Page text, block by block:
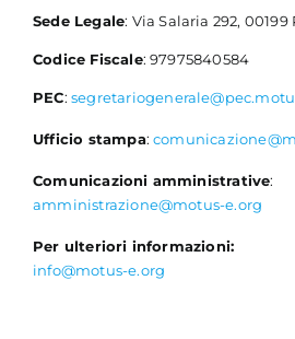
Sede Legale: Via Salaria 292, 00199
Codice Fiscale: 97975840584
PEC:
Ufficio stampa:
Comunicazioni amministrative:
amministrazione@motus-e.org
Per ulteriori informazioni:
info@motus-e.org